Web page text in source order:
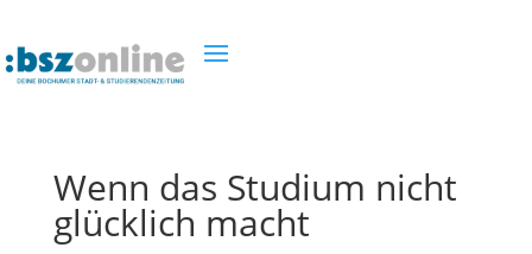
Wenn das Studium nicht
glücklich macht